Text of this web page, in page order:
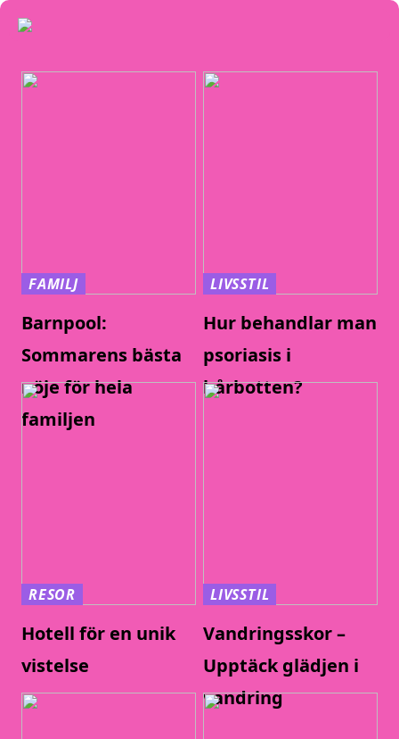
FAMILJ
Barnpool:
Sommarens bästa
nöje för hela
familjen
LIVSSTIL
Hur behandlar man
psoriasis i
hårbotten?
RESOR
Hotell för en unik
vistelse
LIVSSTIL
Vandringsskor –
Upptäck glädjen i
vandring